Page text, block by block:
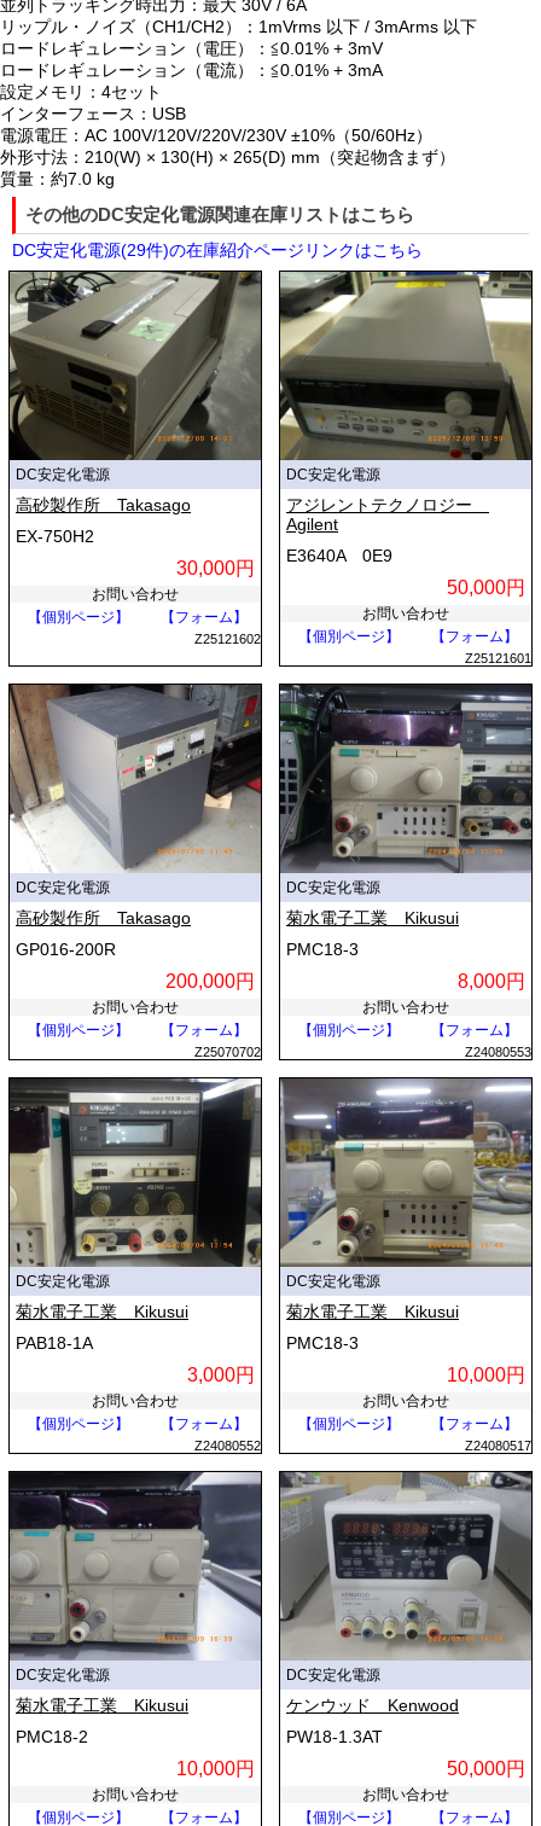
並列トラッキング時出力：最大 30V / 6A
リップル・ノイズ（CH1/CH2）：1mVrms 以下 / 3mArms 以下
ロードレギュレーション（電圧）：≦0.01% + 3mV
ロードレギュレーション（電流）：≦0.01% + 3mA
設定メモリ：4セット
インターフェース：USB
電源電圧：AC 100V/120V/220V/230V ±10%（50/60Hz）
外形寸法：210(W) × 130(H) × 265(D) mm（突起物含まず）
質量：約7.0 kg
その他のDC安定化電源関連在庫リストはこちら
DC安定化電源(29件)の在庫紹介ページリンクはこちら
DC安定化電源
高砂製作所 Takasago
EX-750H2
30,000円
お問い合わせ
【個別ページ】
【フォーム】
Z25121602
DC安定化電源
アジレントテクノロジー
Agilent
E3640A 0E9
50,000円
お問い合わせ
【個別ページ】
【フォーム】
Z25121601
DC安定化電源
高砂製作所 Takasago
GP016-200R
200,000円
お問い合わせ
【個別ページ】
【フォーム】
Z25070702
DC安定化電源
菊水電子工業 Kikusui
PMC18-3
8,000円
お問い合わせ
【個別ページ】
【フォーム】
Z24080553
DC安定化電源
菊水電子工業 Kikusui
PAB18-1A
3,000円
お問い合わせ
【個別ページ】
【フォーム】
Z24080552
DC安定化電源
菊水電子工業 Kikusui
PMC18-3
10,000円
お問い合わせ
【個別ページ】
【フォーム】
Z24080517
DC安定化電源
菊水電子工業 Kikusui
PMC18-2
10,000円
お問い合わせ
【個別ページ】
【フォーム】
DC安定化電源
ケンウッド Kenwood
PW18-1.3AT
50,000円
お問い合わせ
【個別ページ】
【フォーム】